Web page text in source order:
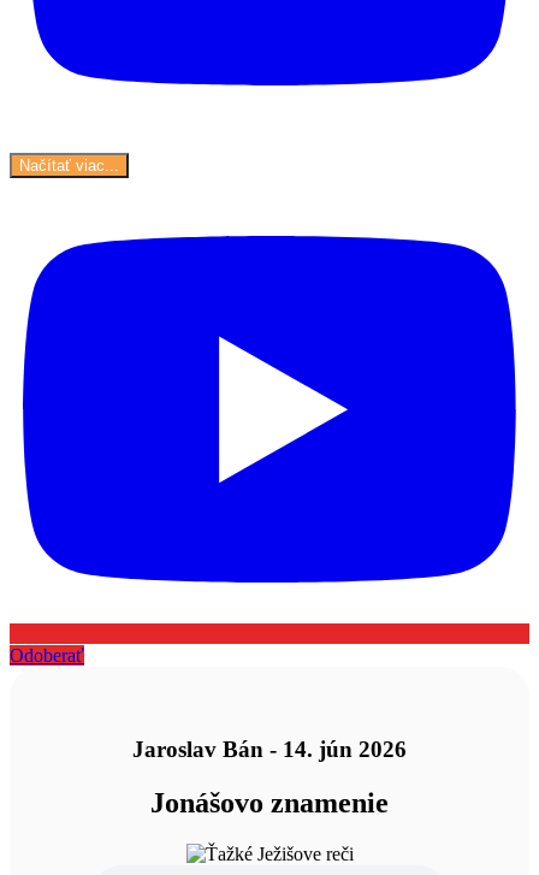
Načítať viac...
Odoberať
Jaroslav Bán - 14. jún 2026
Jonášovo znamenie